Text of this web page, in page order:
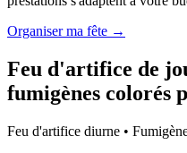
Organiser ma fête →
Feu d'artifice de
fumigènes colorés
Feu d'artifice diurne •